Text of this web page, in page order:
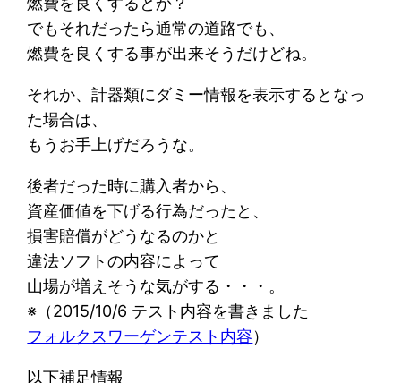
でもそれだったら通常の道路でも、
燃費を良くする事が出来そうだけどね。
それか、計器類にダミー情報を表示するとなっ
た場合は、
もうお手上げだろうな。
後者だった時に購入者から、
資産価値を下げる行為だったと、
損害賠償がどうなるのかと
違法ソフトの内容によって
山場が増えそうな気がする・・・。
※（2015/10/6 テスト内容を書きました
フォルクスワーゲンテスト内容）
以下補足情報